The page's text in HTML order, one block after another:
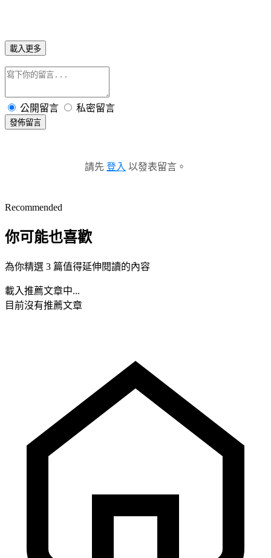
載入更多
公開留言 私密留言
發佈留言
請先 登入 以發表留言。
Recommended
你可能也喜歡
為你精選 3 篇值得延伸閱讀的內容
載入推薦文章中...
目前沒有推薦文章